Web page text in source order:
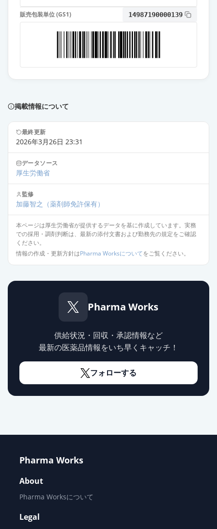
イグザレルト錠10mg
317.60 円
通常出荷
イグザレルト細粒分包10mg 通常出荷
薬価 120.10 円
リバーロキサバンOD錠15mg「ニプ
ロ」
リバーロキサバン錠15mg「サワ
イ」
薬価 200.00 円
リバーロキサバンOD錠
15mg「TCK」
薬価 200.00 円
リバーロキサバンOD錠15mg「バイ
200.00 円
通常出荷
リバーロキサバンOD錠
15mg「JG」
薬価 200.00 円
通常出荷
工」
通常出荷
イ」
薬価 200.00 円
リバーロキサバンOD錠15mg「トー
販売包装単位 (GS1) 14987190000139
掲載情報について
最終更新
2026年3月26日 23:31
データソース
厚生労働省
監修
加藤智之 （薬剤師免許保有）
本ページは厚生労働省が提供するデータを基に作成しています。実務
での採用・調剤判断は、最新の添付文書および勤務先の規定をご確認
ください。
情報の作成・更新方針はPharma Worksについてをご覧ください。
Pharma Works
供給状況・回収・承認情報など
最新の医薬品情報をいち早くキャッチ！
フォローする
Pharma Works
About
Pharma Worksについて
Legal